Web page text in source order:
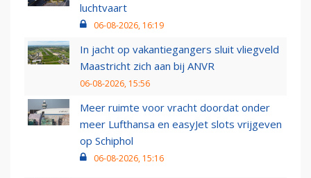
luchtvaart
06-08-2026, 16:19
In jacht op vakantiegangers sluit vliegveld
Maastricht zich aan bij ANVR
06-08-2026, 15:56
Meer ruimte voor vracht doordat onder
meer Lufthansa en easyJet slots vrijgeven
op Schiphol
06-08-2026, 15:16